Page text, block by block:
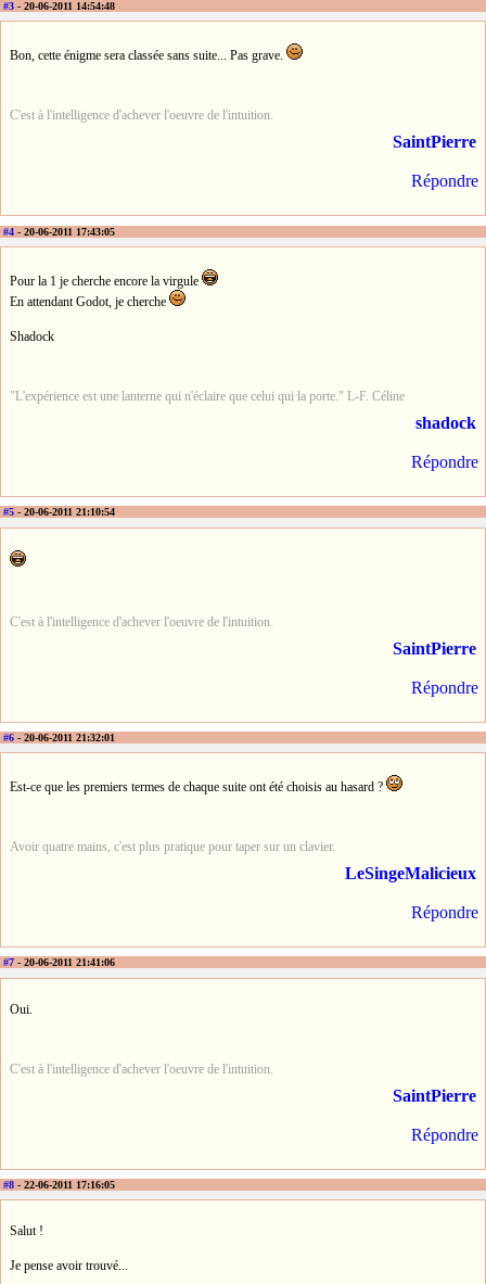
#3 - 20-06-2011 14:54:48
Bon, cette énigme sera classée sans suite... Pas grave.
C'est à l'intelligence d'achever l'oeuvre de l'intuition.
SaintPierre
Répondre
#4 - 20-06-2011 17:43:05
Pour la 1 je cherche encore la virgule
En attendant Godot, je cherche
Shadock
"L'expérience est une lanterne qui n'éclaire que celui qui la porte." L-F. Céline
shadock
Répondre
#5 - 20-06-2011 21:10:54
C'est à l'intelligence d'achever l'oeuvre de l'intuition.
SaintPierre
Répondre
#6 - 20-06-2011 21:32:01
Est-ce que les premiers termes de chaque suite ont été choisis au hasard ?
Avoir quatre mains, c'est plus pratique pour taper sur un clavier.
LeSingeMalicieux
Répondre
#7 - 20-06-2011 21:41:06
Oui.
C'est à l'intelligence d'achever l'oeuvre de l'intuition.
SaintPierre
Répondre
#8 - 22-06-2011 17:16:05
Salut !
Je pense avoir trouvé...